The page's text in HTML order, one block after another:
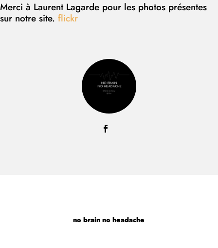
Merci à Laurent Lagarde pour les photos présentes
sur notre site. flickr
no brain no headache